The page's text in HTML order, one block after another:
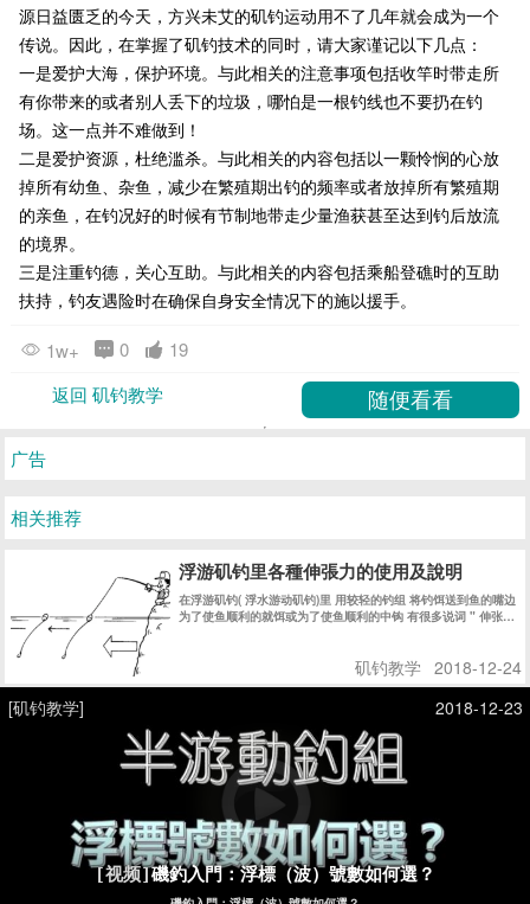
源日益匮乏的今天，方兴未艾的矶钓运动用不了几年就会成为一个
传说。因此，在掌握了矶钓技术的同时，请大家谨记以下几点：
一是爱护大海，保护环境。与此相关的注意事项包括收竿时带走所
有你带来的或者别人丢下的垃圾，哪怕是一根钓线也不要扔在钓
场。这一点并不难做到！
二是爱护资源，杜绝滥杀。与此相关的内容包括以一颗怜悯的心放
掉所有幼鱼、杂鱼，减少在繁殖期出钓的频率或者放掉所有繁殖期
的亲鱼，在钓况好的时候有节制地带走少量渔获甚至达到钓后放流
的境界。
三是注重钓德，关心互助。与此相关的内容包括乘船登礁时的互助
扶持，钓友遇险时在确保自身安全情况下的施以援手。
1w+ 0
19
返回 矶钓教学
广告
相关推荐
浮游矶钓里各種伸張力的使用及說明
在浮游矶钓( 浮水游动矶钓)里 用较轻的钓组 将钓饵送到鱼的嘴边
为了使鱼顺利的就饵或为了使鱼顺利的中钩 有很多说词 " 伸张拉
! 而迅速的使钓鱼者在第一时间内 知道鱼在吃食的信息 而采取相
矶钓教学 2018-12-24
[矶钓教学]
2018-12-23
[视频]磯釣入門：浮標（波）號數如何選？